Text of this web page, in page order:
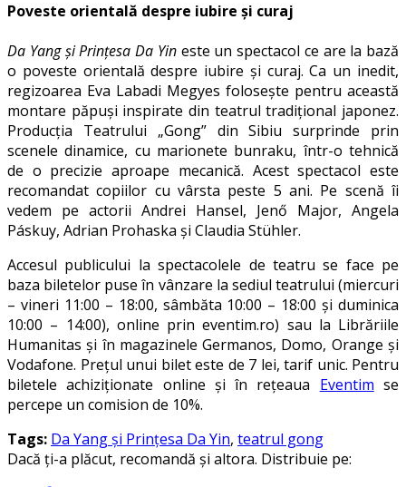
Poveste orientală despre iubire și curaj
Da Yang și Prințesa Da Yineste un spectacol ce are la bază
o poveste orientală despre iubire și curaj. Ca un inedit,
regizoarea Eva Labadi Megyes folosește pentru această
montare păpuși inspirate din teatrul tradițional japonez.
Producția Teatrului „Gong” din Sibiu surprinde prin
scenele dinamice, cu marionete bunraku, într-o tehnică
de o precizie aproape mecanică. Acest spectacol este
recomandat copiilor cu vârsta peste 5 ani. Pe scenă îi
vedem pe actorii Andrei Hansel, Jenő Major, Angela
Páskuy, Adrian Prohaska și Claudia Stühler.
Accesul publicului la spectacolele de teatru se face pe
baza biletelor puse în vânzare la sediul teatrului (miercuri
– vineri 11:00 – 18:00, sâmbăta 10:00 – 18:00 și duminica
10:00 – 14:00), online prin eventim.ro) sau la Librăriile
Humanitas și în magazinele Germanos, Domo, Orange și
Vodafone. Prețul unui bilet este de 7 lei, tarif unic. Pentru
biletele achiziționate online și în rețeaua Eventim se
percepe un comision de 10%.
Tags: Da Yang și Prințesa Da Yin, teatrul gong
Dacă ți-a plăcut, recomandă și altora. Distribuie pe: